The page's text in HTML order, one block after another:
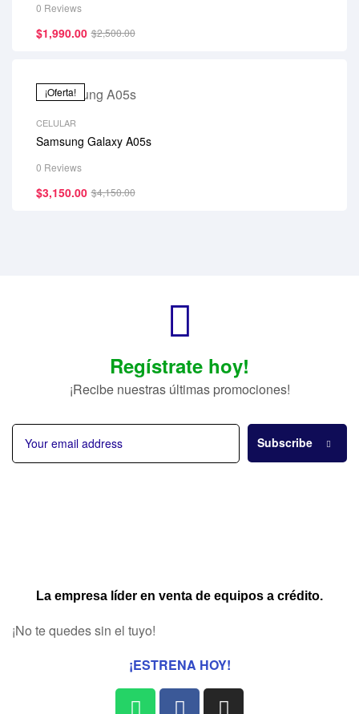
0 Reviews
$2,500.00
$1,990.00
¡Oferta!
CELULAR
Samsung Galaxy A05s
0 Reviews
$4,150.00
$3,150.00
Regístrate hoy!
¡Recibe nuestras últimas promociones!
Subscribe
La empresa líder en venta de equipos a crédito.
¡No te quedes sin el tuyo!
¡ESTRENA HOY!